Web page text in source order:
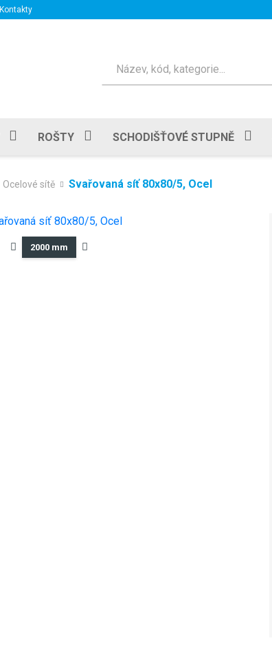
Kontakty
ROŠTY SCHODIŠŤOVÉ STUPNĚ
Ocelové sítě Svařovaná síť 80x80/5, Ocel
2000 mm